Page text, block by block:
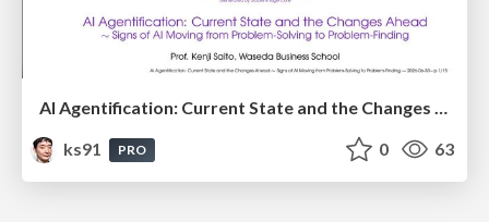
AI Agentification: Current State and the Changes Ahead
ks91
PRO 0 63